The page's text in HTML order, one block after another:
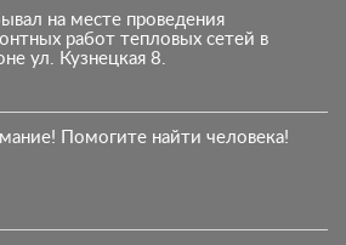
на месте проведения
работ тепловых сетей в
ул. Кузнецкая 8.
Помогите найти человека!